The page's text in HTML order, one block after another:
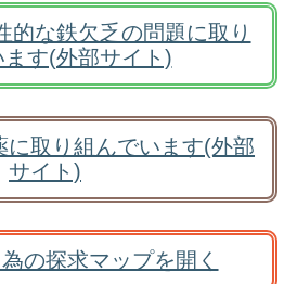
的な鉄欠乏の問題に取り
す(外部サイト)
に取り組んでいます(外部
サイト)
の探求マップを開く